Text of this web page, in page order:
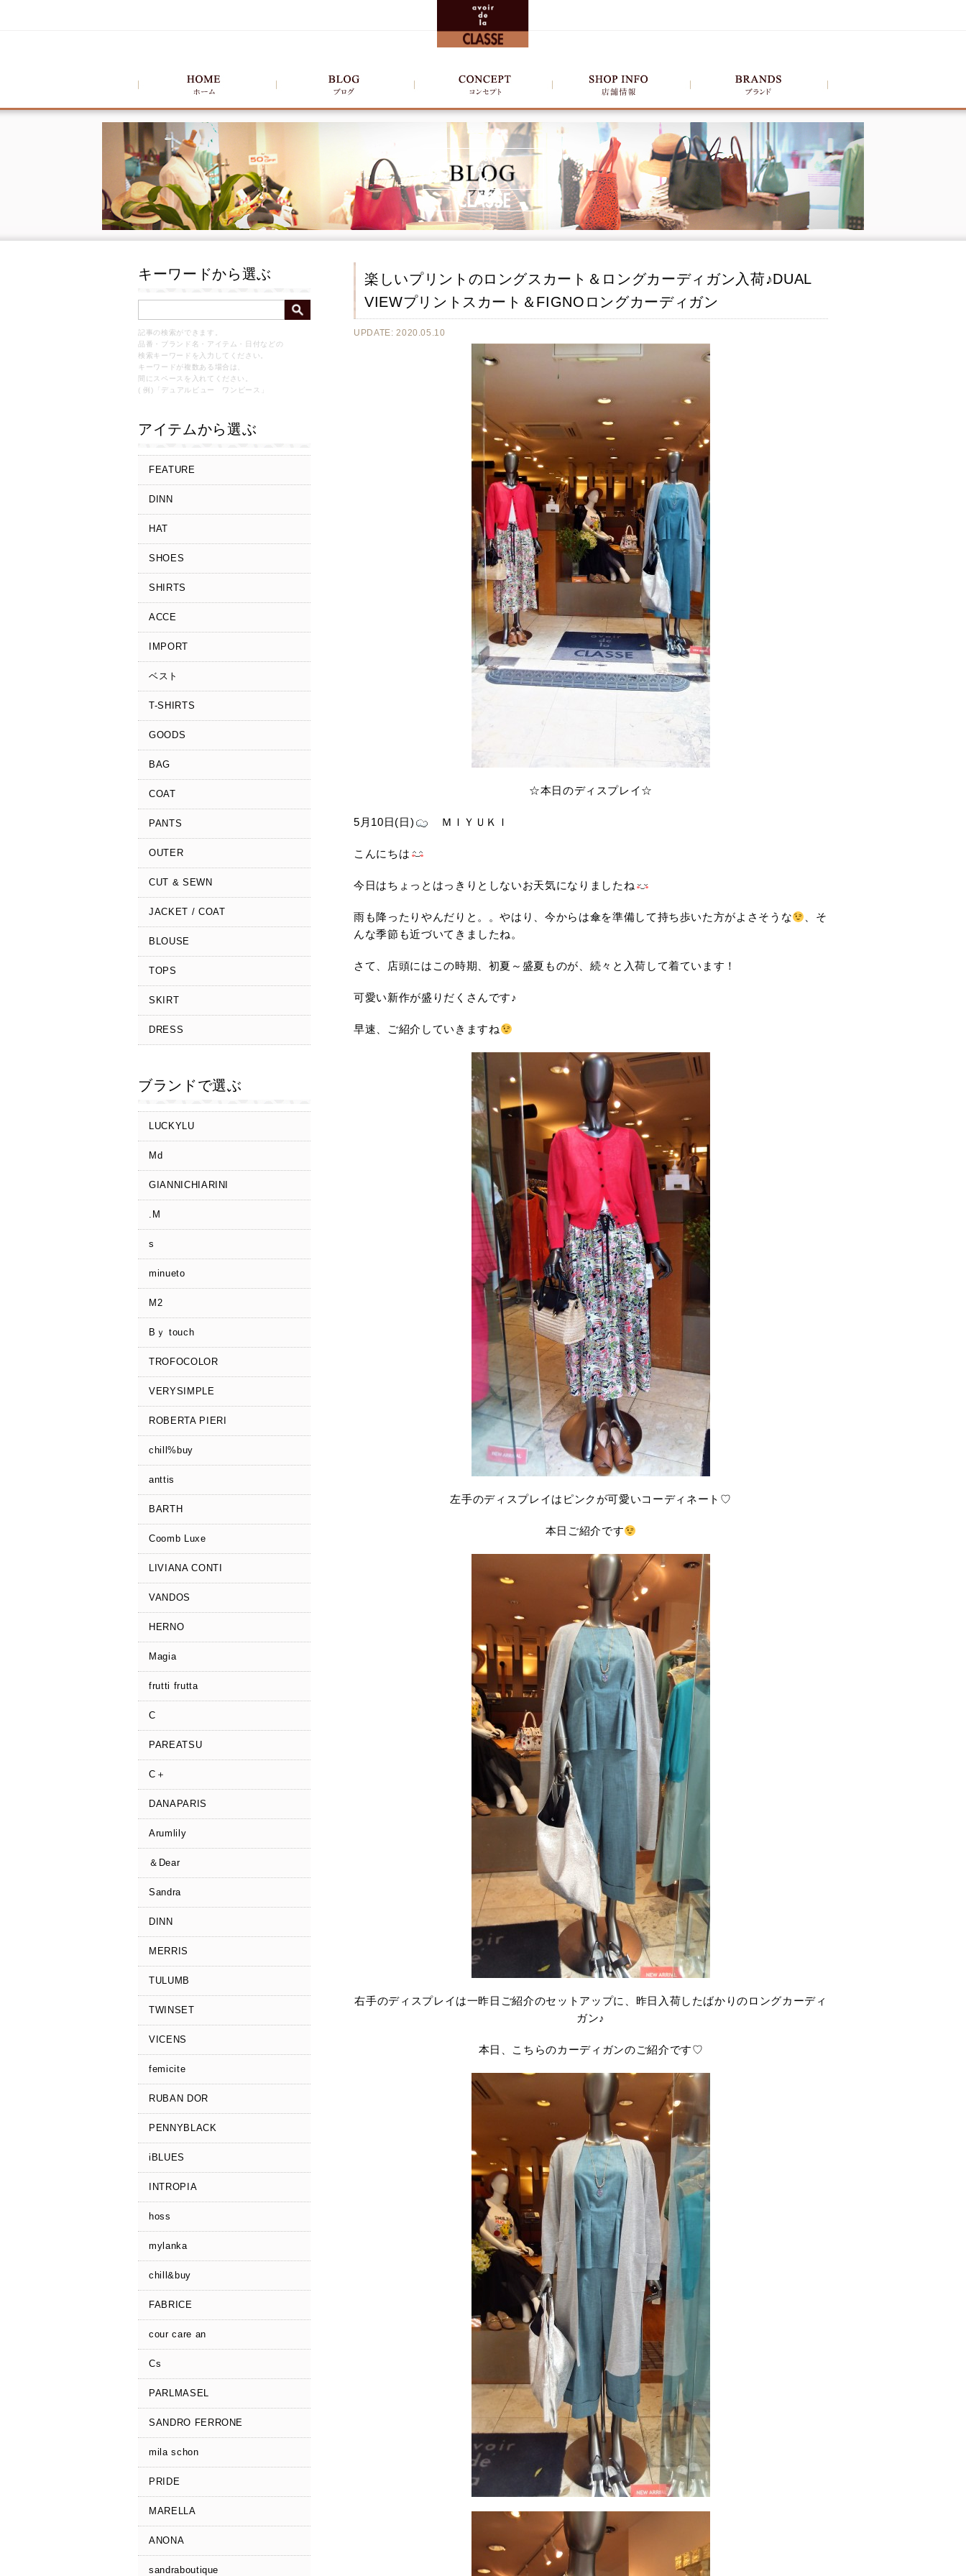
キーワードから選ぶ
記事の検索ができます。
品番・ブランド名・アイテム・日付などの
検索キーワードを入力してください。
キーワードが複数ある場合は、
間にスペースを入れてください。
( 例)「デュアルビュー ワンピース」
アイテムから選ぶ
FEATURE
DINN
HAT
SHOES
SHIRTS
ACCE
IMPORT
ベスト
T-SHIRTS
GOODS
BAG
COAT
PANTS
OUTER
CUT & SEWN
JACKET / COAT
BLOUSE
TOPS
SKIRT
DRESS
ブランドで選ぶ
LUCKYLU
Md
GIANNICHIARINI
.M
s
minueto
M2
Bｙ touch
TROFOCOLOR
VERYSIMPLE
ROBERTA PIERI
chill%buy
anttis
BARTH
Coomb Luxe
LIVIANA CONTI
VANDOS
HERNO
Magia
frutti frutta
C
PAREATSU
C＋
DANAPARIS
Arumlily
＆Dear
Sandra
DINN
MERRIS
TULUMB
TWINSET
VICENS
femicite
RUBAN DOR
PENNYBLACK
iBLUES
INTROPIA
hoss
mylanka
chill&buy
FABRICE
cour care an
Cs
PARLMASEL
SANDRO FERRONE
mila schon
PRIDE
MARELLA
ANONA
sandraboutique
楽しいプリントのロングスカート＆ロングカーディガン入荷♪DUAL
VIEWプリントスカート＆FIGNOロングカーディガン
UPDATE: 2020.05.10
☆本日のディスプレイ☆
5月10日(日) ＭＩＹＵＫＩ
こんにちは
今日はちょっとはっきりとしないお天気になりましたね
雨も降ったりやんだりと。。やはり、今からは傘を準備して持ち歩いた方がよさそうな
、そ
んな季節も近づいてきましたね。
さて、店頭にはこの時期、初夏～盛夏ものが、続々と入荷して着ています！
可愛い新作が盛りだくさんです♪
早速、ご紹介していきますね
左手のディスプレイはピンクが可愛いコーディネート♡
本日ご紹介です
右手のディスプレイは一昨日ご紹介のセットアップに、昨日入荷したばかりのロングカーディ
ガン♪
本日、こちらのカーディガンのご紹介です♡